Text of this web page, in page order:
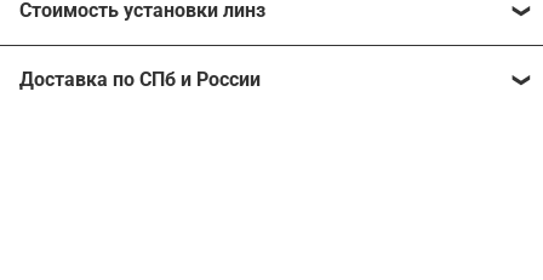
Стоимость установки линз
Расчитать стоимость ваших линз поможет
Доставка по СПб и России